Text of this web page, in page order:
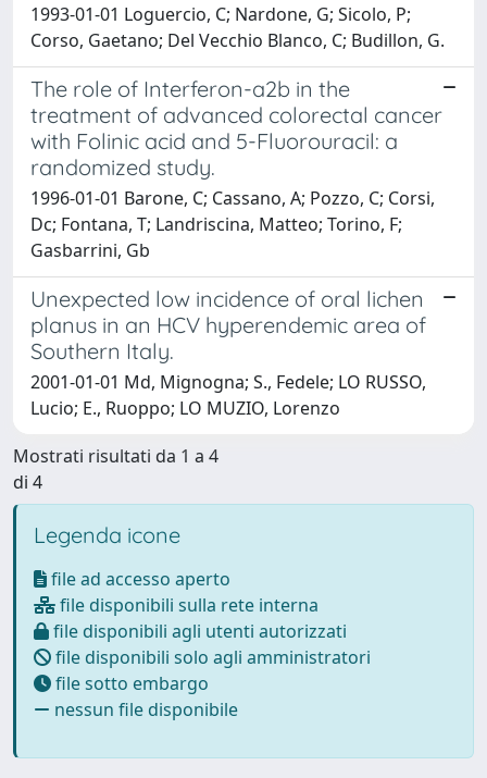
1993-01-01 Loguercio, C; Nardone, G; Sicolo, P;
Corso, Gaetano; Del Vecchio Blanco, C; Budillon, G.
The role of Interferon-a2b in the
treatment of advanced colorectal cancer
with Folinic acid and 5-Fluorouracil: a
randomized study.
1996-01-01 Barone, C; Cassano, A; Pozzo, C; Corsi,
Dc; Fontana, T; Landriscina, Matteo; Torino, F;
Gasbarrini, Gb
Unexpected low incidence of oral lichen
planus in an HCV hyperendemic area of
Southern Italy.
2001-01-01 Md, Mignogna; S., Fedele; LO RUSSO,
Lucio; E., Ruoppo; LO MUZIO, Lorenzo
Mostrati risultati da 1 a 4
di 4
Legenda icone
file ad accesso aperto
file disponibili sulla rete interna
file disponibili agli utenti autorizzati
file disponibili solo agli amministratori
file sotto embargo
nessun file disponibile